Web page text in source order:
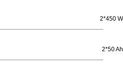
2*450 W
2*50 Ah